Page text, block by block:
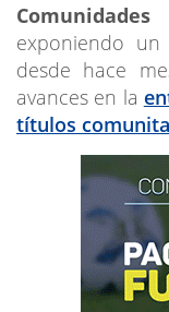
exponiendo
desde hace
avances en la
títulos